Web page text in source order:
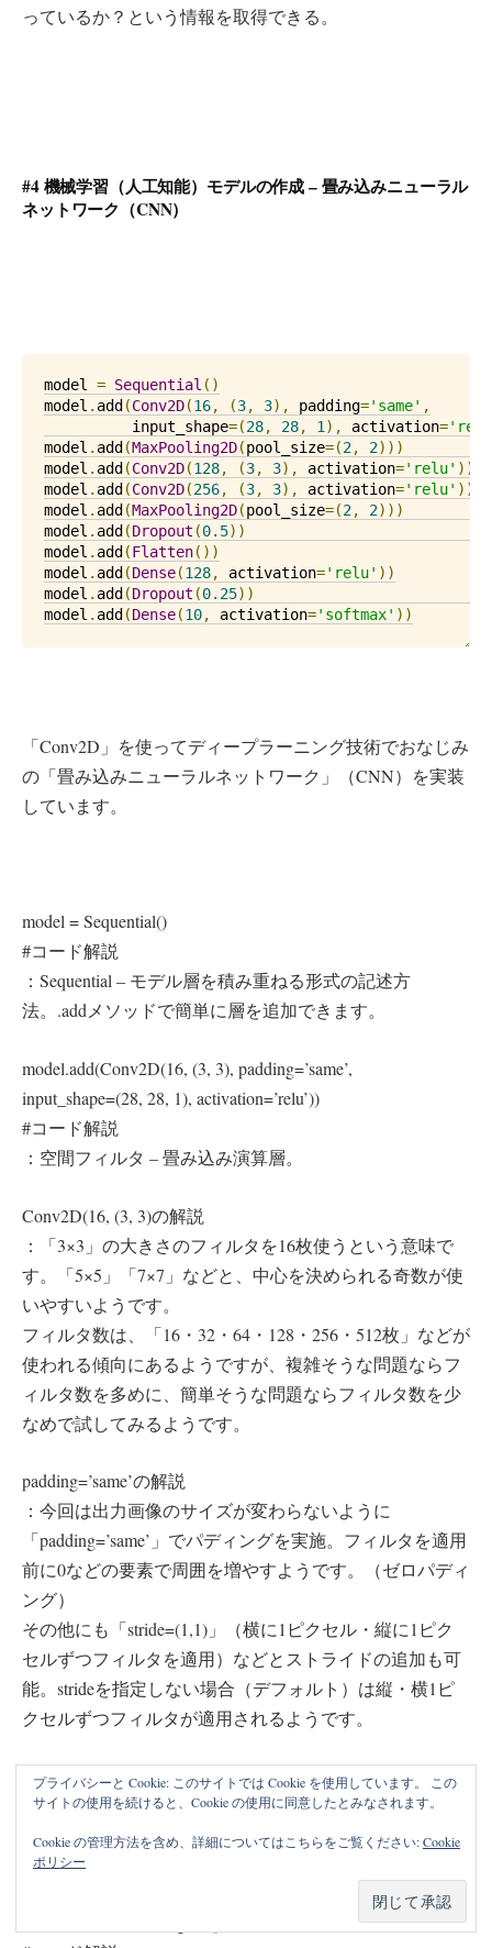
っているか？という情報を取得できる。
#4 機械学習（人工知能）モデルの作成 – 畳み込みニューラル
ネットワーク（CNN）
model = Sequential ()
model . add (Conv2D(16, (3, 3), padding='same' ,
          input_shape
=(28, 28, 1), activation=
model . add (MaxPooling2D(pool_size=(2, 2)))
model . add (Conv2D(128, (3, 3), activation='relu' ))
model . add (Conv2D(256, (3, 3), activation='relu' ))
model . add (MaxPooling2D(pool_size=(2, 2)))
model . add (Dropout (0.5))
model . add (Flatten())
model . add (Dense(128, activation='relu' ))
model . add (Dropout (0.25))
model . add (Dense(10, activation='softmax' ))
「Conv2D」を使ってディープラーニング技術でおなじみ
の「畳み込みニューラルネットワーク」（CNN）を実装
しています。
model = Sequential()
#コード解説
：Sequential – モデル層を積み重ねる形式の記述方
法。.addメソッドで簡単に層を追加できます。
model.add(Conv2D(16, (3, 3), padding=’same’,
input_shape=(28, 28, 1), activation=’relu’))
#コード解説
：空間フィルタ – 畳み込み演算層。
Conv2D(16, (3, 3)の解説
：「3×3」の大きさのフィルタを16枚使うという意味で
す。「5×5」「7×7」などと、中心を決められる奇数が使
いやすいようです。
フィルタ数は、「16・32・64・128・256・512枚」などが
使われる傾向にあるようですが、複雑そうな問題ならフ
ィルタ数を多めに、簡単そうな問題ならフィルタ数を少
なめで試してみるようです。
padding=’same’の解説
：今回は出力画像のサイズが変わらないように
「padding=’same’」でパディングを実施。フィルタを適用
前に0などの要素で周囲を増やすようです。（ゼロパディ
ング）
その他にも「stride=(1,1)」（横に1ピクセル・縦に1ピク
セルずつフィルタを適用）などとストライドの追加も可
能。strideを指定しない場合（デフォルト）は縦・横1ピ
クセルずつフィルタが適用されるようです。
activation=’relu’の解説
：活性化関数「ReLU（Rectified Linear Unit）- ランプ関
数」。フィルタ後の画像に実施。入力が0以下の時は出力
0。入力が0より大きい場合はそのまま出力する。
プライバシーと Cookie: このサイトでは Cookie を使用しています。 この
サイトの使用を続けると、Cookie の使用に同意したとみなされます。
Cookie の管理方法を含め、詳細についてはこちらをご覧ください:Cookie
ポリシー